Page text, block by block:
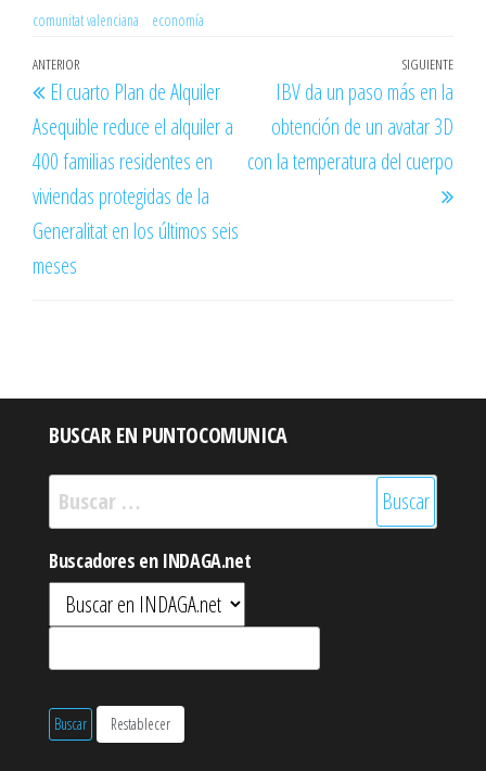
comunitat valenciana
economía
Navegación
de
entradas
Entrada
anterior
ANTERIOR
El cuarto Plan de Alquiler
Asequible reduce el alquiler a
400 familias residentes en
viviendas protegidas de la
Generalitat en los últimos seis
meses
SIGUIENTE
IBV da un paso más en la
obtención de un avatar 3D
con la temperatura del cuerpo
BUSCAR EN PUNTOCOMUNICA
Buscar:
Buscadores en INDAGA.net